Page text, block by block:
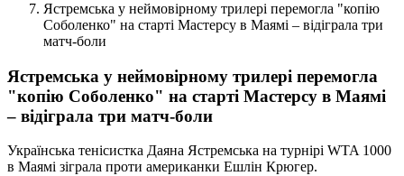
Ястремська у неймовірному трилері перемогла "копію
Соболенко" на старті Мастерсу в Маямі – відіграла три
матч-боли
Ястремська у неймовірному трилері перемогла
"копію Соболенко" на старті Мастерсу в Маямі
– відіграла три матч-боли
Українська тенісистка Даяна Ястремська на турнірі WTA 1000
в Маямі зіграла проти американки Ешлін Крюгер.